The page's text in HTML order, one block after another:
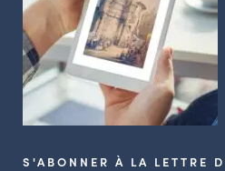
S'ABONNER À LA LETTRE